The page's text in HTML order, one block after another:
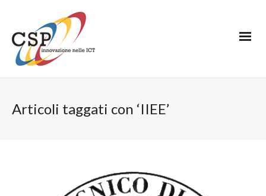
Articoli taggati con ‘IIEE’